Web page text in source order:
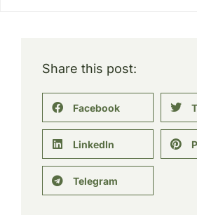
Share this post:
Facebook
LinkedIn
Telegram